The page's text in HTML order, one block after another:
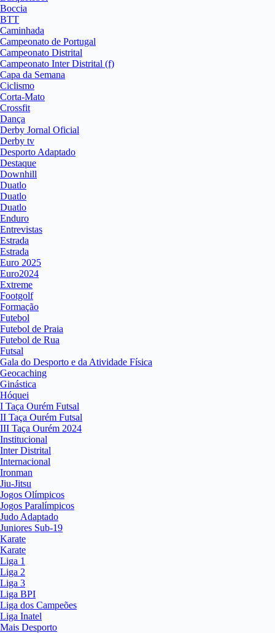
Boccia
BTT
Caminhada
Campeonato de Portugal
Campeonato Distrital
Campeonato Inter Distrital (f)
Capa da Semana
Ciclismo
Corta-Mato
Crossfit
Dança
Derby Jornal Oficial
Derby tv
Desporto Adaptado
Destaque
Downhill
Duatlo
Duatlo
Duatlo
Enduro
Entrevistas
Estrada
Estrada
Euro 2025
Euro2024
Extreme
Footgolf
Formação
Futebol
Futebol de Praia
Futebol de Rua
Futsal
Gala do Desporto e da Atividade Física
Geocaching
Ginástica
Hóquei
I Taça Ourém Futsal
II Taça Ourém Futsal
III Taça Ourém 2024
Institucional
Inter Distrital
Internacional
Ironman
Jiu-Jitsu
Jogos Olímpicos
Jogos Paralímpicos
Judo Adaptado
Juniores Sub-19
Karate
Karate
Liga 1
Liga 2
Liga 3
Liga BPI
Liga dos Campeões
Liga Inatel
Mais Desporto